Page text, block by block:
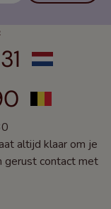
altijd klaar om je
gerust contact met